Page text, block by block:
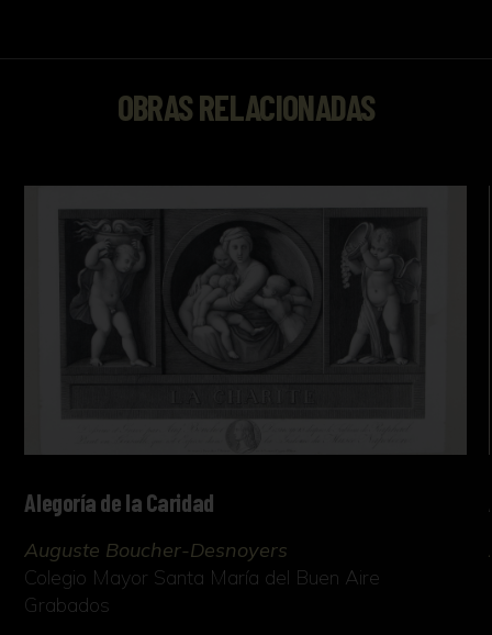
OBRAS RELACIONADAS
Alegoría de la Caridad
Auguste Boucher-Desnoyers
Colegio Mayor Santa María del Buen Aire
Grabados